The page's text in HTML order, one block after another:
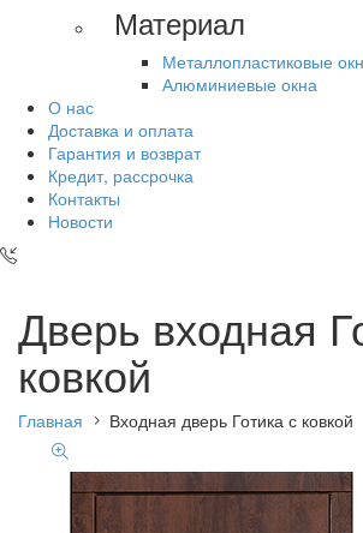
Материал
Металлопластиковые
Алюминиевые окна
О нас
Доставка и оплата
Гарантия и возврат
Кредит, рассрочка
Контакты
Новости
Дверь входная
ковкой
Главная Входная дверь Готика с ковкой